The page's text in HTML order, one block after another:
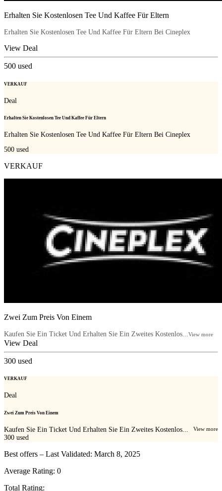
Erhalten Sie Kostenlosen Tee Und Kaffee Für Eltern
Erhalten Sie Kostenlosen Tee Und Kaffee Für Eltern Bei Cineplex
View Deal
500 used
VERKAUF
Deal
Erhalten Sie Kostenlosen Tee Und Kaffee Für Eltern
Erhalten Sie Kostenlosen Tee Und Kaffee Für Eltern Bei Cineplex
500 used
VERKAUF
Zwei Zum Preis Von Einem
Kaufen Sie Ein Ticket Und Erhalten Sie Ein Zweites Kostenlos... View more
View Deal
300 used
VERKAUF
Deal
Zwei Zum Preis Von Einem
Kaufen Sie Ein Ticket Und Erhalten Sie Ein Zweites Kostenlos... View more
300 used
Best offers – Last Validated: March 8, 2025
Average Rating: 0
Total Rating: